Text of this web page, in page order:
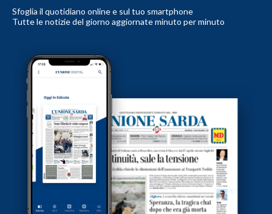
Sfoglia il quotidiano online e sul tuo smartphone
Tutte le notizie del giorno aggiornate minuto per minuto